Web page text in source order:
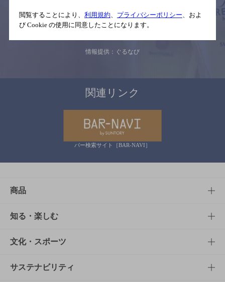
予告なしに変更されることがありますので、
念のためお店にご確認の上ご来店くださいますようお願い申し上げま
す。
情報提供：ぐるなび
関連リンク
バー検索サイト［BAR-NAVI］
商品
商品TOP
商品一覧
商品発売情報
知る・楽しむ
知る・楽しむTOP
キャンペーン
文化・スポーツ
文化・スポーツTOP
サステナビリティ
閲覧することにより、 利用規約、 プライバシーポリシー、およ
び Cookie の使用に同意したことになります。